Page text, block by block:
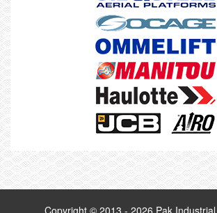
Copyright © 2013 - 2026 Pak